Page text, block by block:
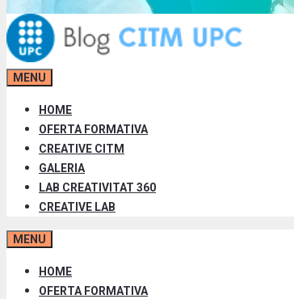
MENU
HOME
OFERTA FORMATIVA
CREATIVE CITM
GALERIA
LAB CREATIVITAT 360
CREATIVE LAB
MENU
HOME
OFERTA FORMATIVA